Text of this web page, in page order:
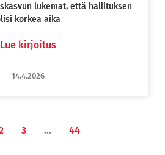
lukemat, että hallituksen
korkea aika
Lue kirjoitus
14.4.2026
3 … 44